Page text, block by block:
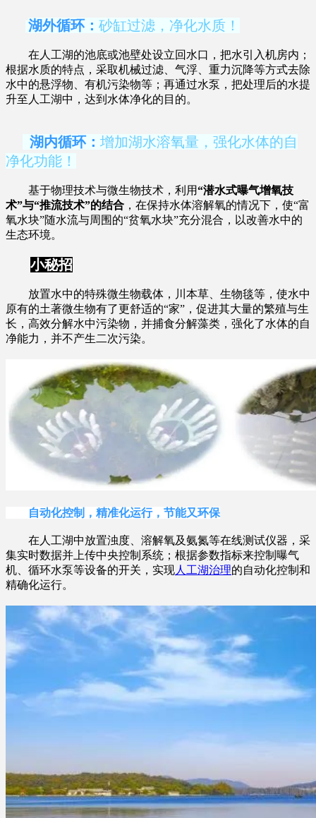
湖外循环： 砂缸过滤，净化水质！
在人工湖的池底或池壁处设立回水口，把水引入机房内；
根据水质的特点，采取机械过滤、气浮、重力沉降等方式去除
水中的悬浮物、有机污染物等；再通过水泵，把处理后的水提
升至人工湖中，达到水体净化的目的。
湖内循环： 增加湖水溶氧量，强化水体的自
净化功能！
基于物理技术与微生物技术，利用“潜水式曝气增氧技
术”与“推流技术”的结合 ，在保持水体溶解氧的情况下，使“富
氧水块”随水流与周围的“贫氧水块”充分混合，以改善水中的
生态环境。
小秘招
放置水中的特殊微生物载体，川本草、生物毯等，使水中
原有的土著微生物有了更舒适的“家”，促进其大量的繁殖与生
长，高效分解水中污染物，并捕食分解藻类，强化了水体的自
净能力，并不产生二次污染。
自动化控制，精准化运行，节能又环保
在人工湖中放置浊度、溶解氧及氨氮等在线测试仪器，采
集实时数据并上传中央控制系统；根据参数指标来控制曝气
机、循环水泵等设备的开关，实现人工湖治理的自动化控制和
精确化运行。